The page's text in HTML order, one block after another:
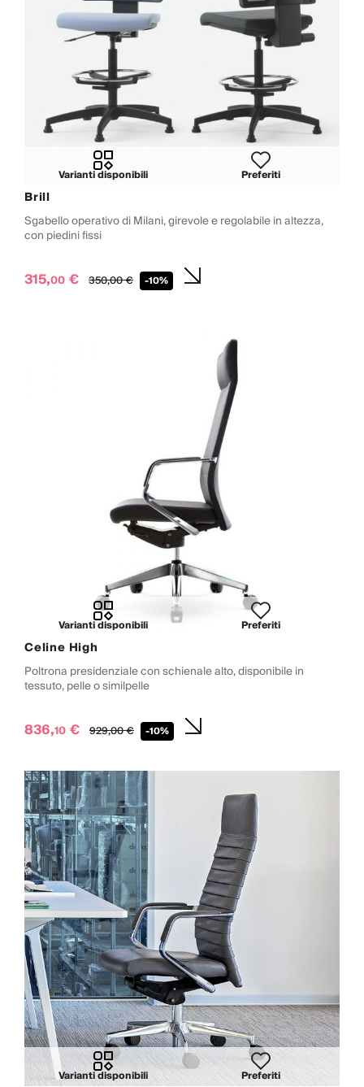
Varianti disponibili Preferiti
Brill
Sgabello operativo di Milani, girevole e regolabile in altezza,
con piedini fissi
315,00 € 350,00€ -10%
Varianti disponibili Preferiti
Celine High
Poltrona presidenziale con schienale alto, disponibile in
tessuto, pelle o similpelle
836,10 € 929,00€ -10%
Varianti disponibili Preferiti